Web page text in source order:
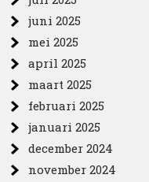
juni 2025
mei 2025
april 2025
maart 2025
februari 2025
januari 2025
december 2024
november 2024